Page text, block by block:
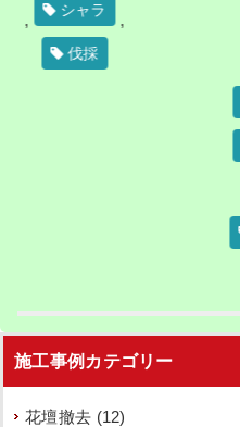
,
,
,
施工事例カテゴリー
花壇撤去 (12)